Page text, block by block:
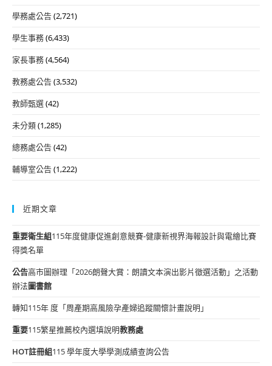
學務處公告(2,721)
學生事務(6,433)
家長事務(4,564)
教務處公告(3,532)
教師甄選(42)
未分類(1,285)
總務處公告(42)
輔導室公告(1,222)
近期文章
重要衛生組115年度健康促進創意競賽-健康新視界海報設計與電繪比賽
得獎名單
公告高市圖辦理「2026朗聲大賞：朗讀文本演出影片徵選活動」之活動
辦法圖書館
轉知115年 度「周產期高風險孕產婦追蹤關懷計畫說明」
重要115繁星推薦校內選填說明教務處
HOT註冊組115 學年度大學學測成績查詢公告